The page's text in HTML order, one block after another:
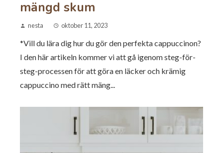
mängd skum
nesta oktober 11, 2023
*Vill du lära dig hur du gör den perfekta cappuccinon?
I den här artikeln kommer vi att gå igenom steg-för-
steg-processen för att göra en läcker och krämig
cappuccino med rätt mäng...